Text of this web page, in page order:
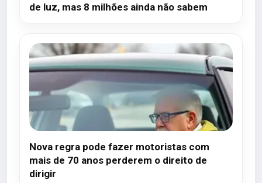
de luz, mas 8 milhões ainda não sabem
Nova regra pode fazer motoristas com
mais de 70 anos perderem o direito de
dirigir